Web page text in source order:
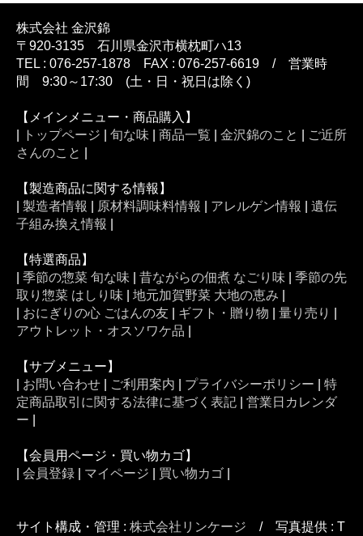
株式会社 金沢錦
〒920-3135 石川県金沢市横枕町ハ13
TEL : 076-257-1878 FAX : 076-257-6619 / 営業時
間 9:30～17:30 (土・日・祝日は除く)
【メインメニュー・商品購入】
トップページ 旬な味 商品一覧 金沢錦のこと
ご近所
さんのこと
【製造商品に関する情報】
製造者情報 原材料調味料情報 アレルゲン情報
遺伝
子組み換え情報
【特選商品】
季節の惣菜 旬な味 昔ながらの佃煮 なごり味
季節の先
取り惣菜 はしり味
地元加賀野菜 大地の恵み
おにぎりの心 ごはんの友 ギフト・贈り物 量り売り
アウトレット・オスソワケ品
【サブメニュー】
お問い合わせ ご利用案内 プライバシーポリシー
特
定商品取引に関する法律に基づく表記
営業日カレンダ
ー
【会員用ページ・買い物カゴ】
会員登録 マイページ 買い物カゴ
サイト構成・管理 : 株式会社リンケージ / 写真提供 : T